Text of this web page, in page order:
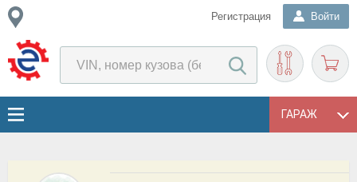
Регистрация Войти
ГАРАЖ